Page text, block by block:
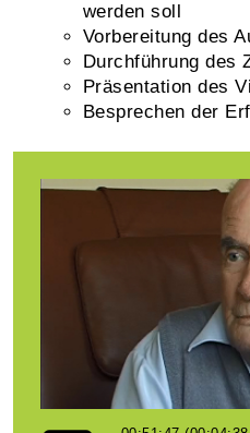
werden soll
Vorbereitung des
Durchführung des
Präsentation des
Besprechen der